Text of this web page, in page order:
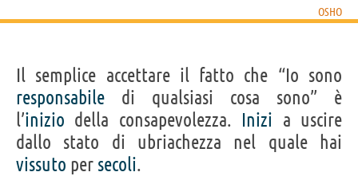
OSHO
Il semplice accettare il fatto che “Io sono
responsabile di qualsiasi cosa sono” è
l’inizio della consapevolezza. Inizi a uscire
dallo stato di ubriachezza nel quale hai
vissuto per secoli.